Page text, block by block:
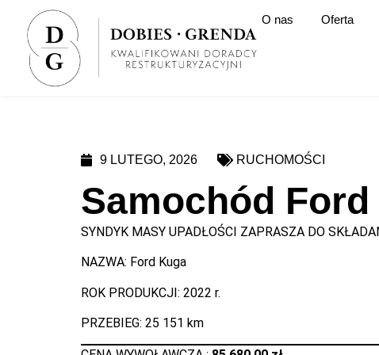
O nas Oferta
9 LUTEGO, 2026 RUCHOMOŚCI
Samochód Ford
SYNDYK MASY UPADŁOŚCI ZAPRASZA DO
NAZWA: Ford Kuga
ROK PRODUKCJI: 2022 r.
PRZEBIEG: 25 151 km